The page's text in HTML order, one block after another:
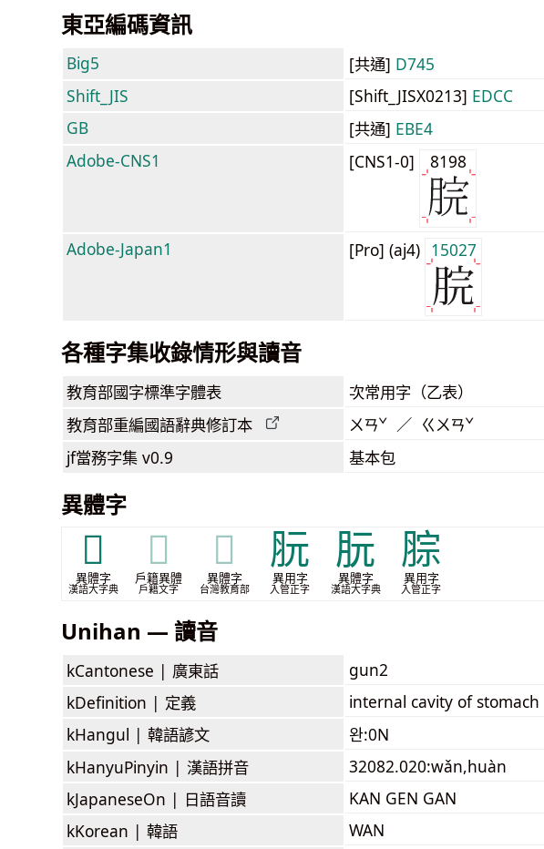
東亞編碼資訊
Big5 [共通] D745
Shift_JIS
[Shift_JISX0213] EDCC
GB
[共通] EBE4
Adobe-CNS1
[CNS1-0] 8198
Adobe-Japan1 [Pro] (aj4) 15027
各種字集收錄情形與讀音
教育部國字標準字體表 次常用字（乙表）
教育部重編國語辭典修訂本 ㄨㄢˇ ／ ㄍㄨㄢˇ
jf當務字集 v0.9 基本包
異體字
𦜐
異體字
漢語大字典
𦜐
戶籍異體
戶籍文字
𦜐
異體字
台灣教育部
䏓
異用字
入管正字
朊
異體字
漢語大字典
腙
異用字
入管正字
Unihan — 讀音
kCantonese | 廣東話
gun2
kDefinition | 定義
internal cavity of stomach
kHangul | 韓語諺文
완:0N
kHanyuPinyin | 漢語拼音
32082.020:wǎn,huàn
kJapaneseOn | 日語音讀
KAN GEN GAN
kKorean | 韓語
WAN